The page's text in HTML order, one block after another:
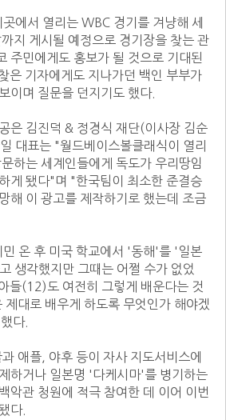
에서 열리는 WBC 경기를 겨냥해 세
지 게시될 예정으로 경기장을 찾는 관
주민에게도 홍보가 될 것으로 기대된
은 기자에게도 지나가던 백인 부부가
이며 질문을 던지기도 했다.
은 김진덕 & 정경식 재단(이사장 김순
대표는 "월드베이스볼클래식이 열리
하는 세계인들에게 독도가 우리땅임
게 됐다"며 "한국팀이 최소한 준결승
해 이 광고를 제작하기로 했는데 조금
민 온 후 미국 학교에서 '동해'를 '일본
생각했지만 그때는 어쩔 수가 없었
들(12)도 여전히 그렇게 배운다는 것
대로 배우게 하도록 무엇인가 해야겠
다.
애플, 야후 등이 자사 지도서비스에
하거나 일본명 '다케시마'를 병기하는
악관 청원에 적극 참여한 데 이어 이번
다.